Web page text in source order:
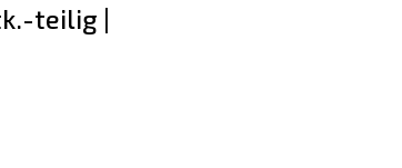
teilig |